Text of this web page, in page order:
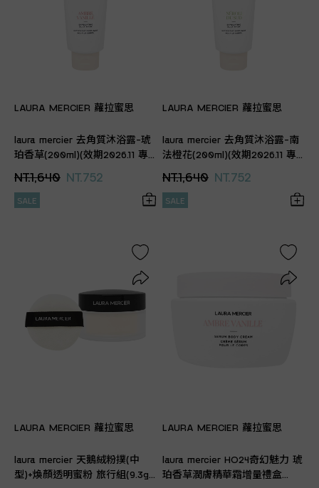
LAURA MERCIER 蘿拉蜜思
laura mercier 去角質沐浴露-琥
珀香草(200ml)(效期2026.11 專
NT.1,640 NT.752
SALE
LAURA MERCIER 蘿拉蜜思
laura mercier 去角質沐浴露-南
法橙花(200ml)(效期2026.11 專
NT.1,640 NT.752
SALE
LAURA MERCIER 蘿拉蜜思
laura mercier 天鵝絨粉撲(中
型)+煥顏透明蜜粉 旅行組(9.3g)
LAURA MERCIER 蘿拉蜜思
laura mercier HO24奇幻魅力 琥
珀香草潤膚精華霜增量禮盒